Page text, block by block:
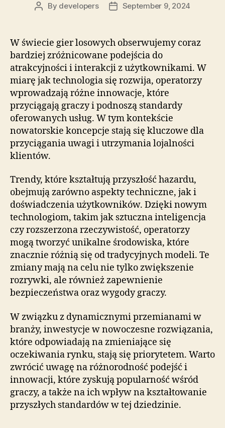
Post
By developers
PostSeptember 9, 2024
W świecie gier losowych obserwujemy coraz
bardziej zróżnicowane podejścia do
atrakcyjności i interakcji z użytkownikami. W
miarę jak technologia się rozwija, operatorzy
wprowadzają różne innowacje, które
przyciągają graczy i podnoszą standardy
oferowanych usług. W tym kontekście
nowatorskie koncepcje stają się kluczowe dla
przyciągania uwagi i utrzymania lojalności
klientów.
Trendy, które kształtują przyszłość hazardu,
obejmują zarówno aspekty techniczne, jak i
doświadczenia użytkowników. Dzięki nowym
technologiom, takim jak sztuczna inteligencja
czy rozszerzona rzeczywistość, operatorzy
mogą tworzyć unikalne środowiska, które
znacznie różnią się od tradycyjnych modeli. Te
zmiany mają na celu nie tylko zwiększenie
rozrywki, ale również zapewnienie
bezpieczeństwa oraz wygody graczy.
W związku z dynamicznymi przemianami w
branży, inwestycje w nowoczesne rozwiązania,
które odpowiadają na zmieniające się
oczekiwania rynku, stają się priorytetem. Warto
zwrócić uwagę na różnorodność podejść i
innowacji, które zyskują popularność wśród
graczy, a także na ich wpływ na kształtowanie
przyszłych standardów w tej dziedzinie.